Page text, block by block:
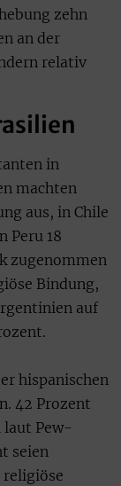
zehn
an der
relativ
in
machten
aus, in Chile
Peru 18
zugenommen
Bindung,
auf
hispanischen
42 Prozent
laut Pew-
seien
religiöse